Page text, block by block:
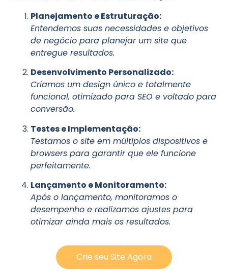
Planejamento e Estruturação:
Entendemos suas necessidades e objetivos
de negócio para planejar um site que
entregue resultados.
Desenvolvimento Personalizado:
Criamos um design único e totalmente
funcional, otimizado para SEO e voltado para
conversão.
Testes e Implementação:
Testamos o site em múltiplos dispositivos e
browsers para garantir que ele funcione
perfeitamente.
Lançamento e Monitoramento:
Após o lançamento, monitoramos o
desempenho e realizamos ajustes para
otimizar ainda mais os resultados.
Crie seu Site Agora